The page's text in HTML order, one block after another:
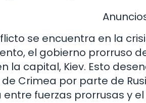
se encuentra en la
el gobierno prorruso
la capital, Kiev. Esto
Crimea por parte de
entre fuerzas prorrusas y